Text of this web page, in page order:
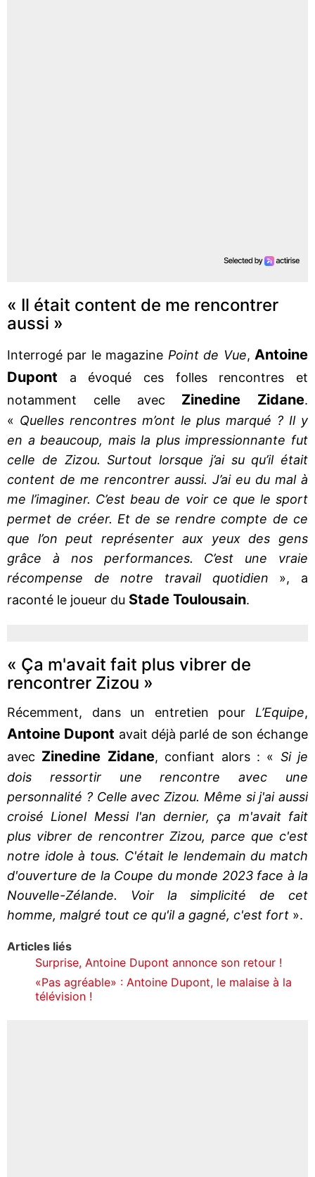
« Il était content de me rencontrer
aussi »
Interrogé par le magazine Point de Vue, Antoine
Dupont a évoqué ces folles rencontres et
notamment celle avec Zinedine Zidane.
« Quelles rencontres m’ont le plus marqué ? Il y
en a beaucoup, mais la plus impressionnante fut
celle de Zizou. Surtout lorsque j’ai su qu’il était
content de me rencontrer aussi. J’ai eu du mal à
me l’imaginer. C’est beau de voir ce que le sport
permet de créer. Et de se rendre compte de ce
que l’on peut représenter aux yeux des gens
grâce à nos performances. C’est une vraie
récompense de notre travail quotidien », a
raconté le joueur du Stade Toulousain.
« Ça m'avait fait plus vibrer de
rencontrer Zizou »
Récemment, dans un entretien pour L’Equipe,
Antoine Dupont avait déjà parlé de son échange
avec Zinedine Zidane, confiant alors : « Si je
dois ressortir une rencontre avec une
personnalité ? Celle avec Zizou. Même si j'ai aussi
croisé Lionel Messi l'an dernier, ça m'avait fait
plus vibrer de rencontrer Zizou, parce que c'est
notre idole à tous. C'était le lendemain du match
d'ouverture de la Coupe du monde 2023 face à la
Nouvelle-Zélande. Voir la simplicité de cet
homme, malgré tout ce qu'il a gagné, c'est fort ».
Articles liés
Surprise, Antoine Dupont annonce son retour !
«Pas agréable» : Antoine Dupont, le malaise à la
télévision !